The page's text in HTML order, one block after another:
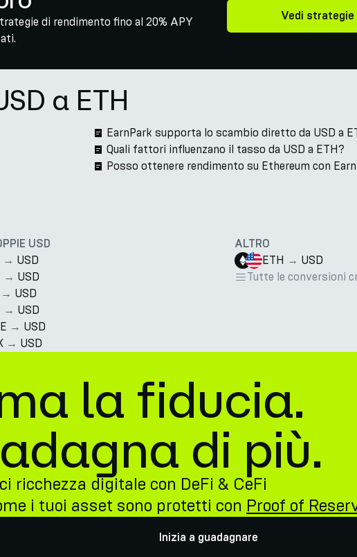
di rendimento fino al 20% APY
Vedi strategie
a ETH
EarnPark supporta lo scambio diretto da USD a
Quali fattori influenzano il tasso da USD a ETH?
Posso ottenere rendimento su Ethereum con
USD
→ USD
→ USD
→ USD
→ USD
→ USD
→ USD
ALTRO
ETH → USD
Tutte le conversioni
la fiducia.
di più.
ricchezza digitale con DeFi & CeFi
i tuoi asset sono protetti con Proof of
Inizia a guadagnare